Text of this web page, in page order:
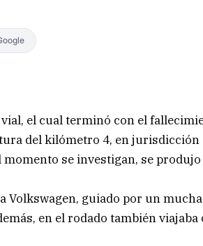
el cual terminó con el
del kilómetro 4, en jurisdicción
se investigan, se produjo
Volkswagen, guiado por un
en el rodado también viajaba